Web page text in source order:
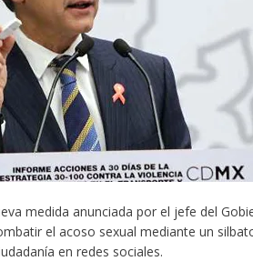
medida anunciada por el jefe del
el acoso sexual mediante un
en redes sociales.